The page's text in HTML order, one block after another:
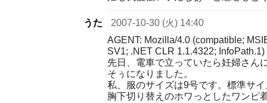
うた
2007-10-30 (火) 14:40
AGENT: Mozilla/4.0 (compatible;
SV1; .NET CLR 1.1.4322; InfoPath.1)
先日、電車で立っていたら妊婦さん
そぅになりました。
私、服のサイズは9号です。標準サ
胸下切り替えのホワっとしたワンピ